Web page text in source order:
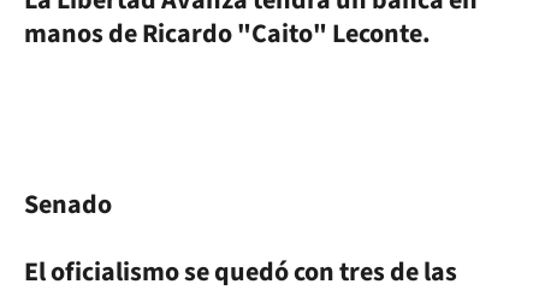
manos de Ricardo "Caito" Leconte.
Senado
El oficialismo se quedó con tres de las